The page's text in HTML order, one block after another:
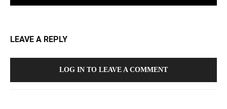
LEAVE A REPLY
LOG IN TO LEAVE A COMMENT